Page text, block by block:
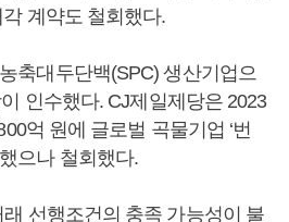
계약도 철회했다.
축대두단백(SPC) 생산기업으
인수했다. CJ제일제당은 2023
억 원에 글로벌 곡물기업 ‘번
으나 철회했다.
래 선행조건의 충족 가능성이 불